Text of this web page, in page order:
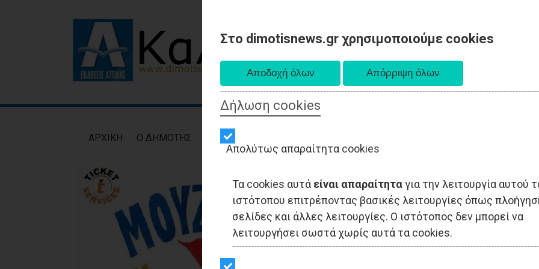
Στο dimotisnews.gr χρησιμοποιούμε cookies
Δήλωση cookies
Απολύτως απαραίτητα cookies
Τα cookies αυτά είναι απαραίτηταγια την λειτουργία αυτού
ιστότοπου επιτρέποντας βασικές λειτουργίες όπως
σελίδες και άλλες λειτουργίες. Ο ιστότοπος δεν μπορεί να
λειτουργήσει σωστά χωρίς αυτά τα cookies.
AΡXIKH Ο ΔΗΜΟΤΗΣ ΕΙΔΗΣΕΙΣ